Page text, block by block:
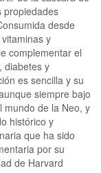
propiedades
desde
y
complementar el
diabetes y
es sencilla y su
siempre bajo
mundo de la Neo, y
histórico y
que ha sido
por su
de Harvard